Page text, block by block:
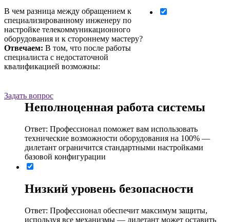
В чем разница между обращением к
специализированному инженеру по
настройке телекоммуникационного
оборудования и к стороннему мастеру?
Отвечаем: В том, что после работы
специалиста с недостаточной
квалификацией возможны:
Задать вопрос
Неполноценная работа системы
Ответ: Профессионал поможет вам использовать
технические возможности оборудования на 100% ―
дилетант ограничится стандартными настройками
базовой конфигурации
Низкий уровень безопасности
Ответ: Профессионал обеспечит максимум защиты,
используя все механизмы ― дилетант может оставить